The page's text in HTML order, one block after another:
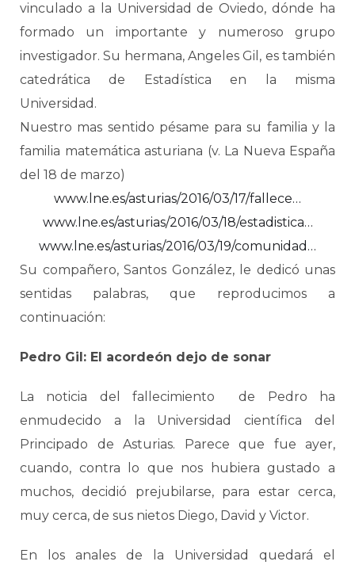
vinculado a la Universidad de Oviedo, dónde ha
formado un importante y numeroso grupo
investigador. Su hermana, Angeles Gil, es también
catedrática de Estadística en la misma
Universidad.
Nuestro mas sentido pésame para su familia y la
familia matemática asturiana (v. La Nueva España
del 18 de marzo)
www.lne.es/asturias/2016/03/17/fallece…
www.lne.es/asturias/2016/03/18/estadistica…
www.lne.es/asturias/2016/03/19/comunidad…
Su compañero, Santos González, le dedicó unas
sentidas palabras, que reproducimos a
continuación:
Pedro Gil: El acordeón dejo de sonar
La noticia del fallecimiento
de Pedro ha
enmudecido a la Universidad científica del
Principado de Asturias. Parece que fue ayer,
cuando, contra lo que nos hubiera gustado a
muchos, decidió prejubilarse, para estar cerca,
muy cerca, de sus nietos Diego, David y Victor.
En los anales de la Universidad quedará el